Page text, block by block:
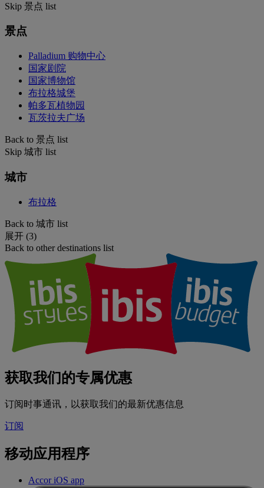
Skip 景点 list
景点
Palladium 购物中心
国家剧院
国家博物馆
布拉格城堡
帕多瓦植物园
瓦茨拉夫广场
Back to 景点 list
Skip 城市 list
城市
布拉格
Back to 城市 list
展开 (3)
Back to other destinations list
获取我们的专属优惠
订阅时事通讯，以获取我们的最新优惠信息
订阅
移动应用程序
Accor iOS app